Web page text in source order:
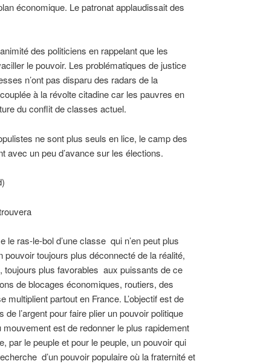
économique. Le patronat applaudissait des
des politiciens en rappelant que les
le pouvoir. Les problématiques de justice
n’ont pas disparu des radars de la
à la révolte citadine car les pauvres en
du conflit de classes actuel.
ne sont plus seuls en lice, le camp des
avec un peu d’avance sur les élections.
ras-le-bol d’une classe qui n’en peut plus
toujours plus déconnecté de la réalité,
toujours plus favorables aux puissants de ce
de blocages économiques, routiers, des
partout en France. L’objectif est de
l’argent pour faire plier un pouvoir politique
est de redonner le plus rapidement
par le peuple et pour le peuple, un pouvoir qui
d’un pouvoir populaire où la fraternité et